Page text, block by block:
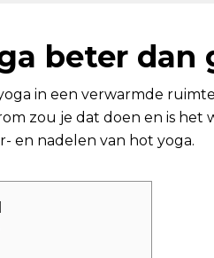
beter dan
in een verwarmde
zou je dat doen en is het
en nadelen van hot yoga.